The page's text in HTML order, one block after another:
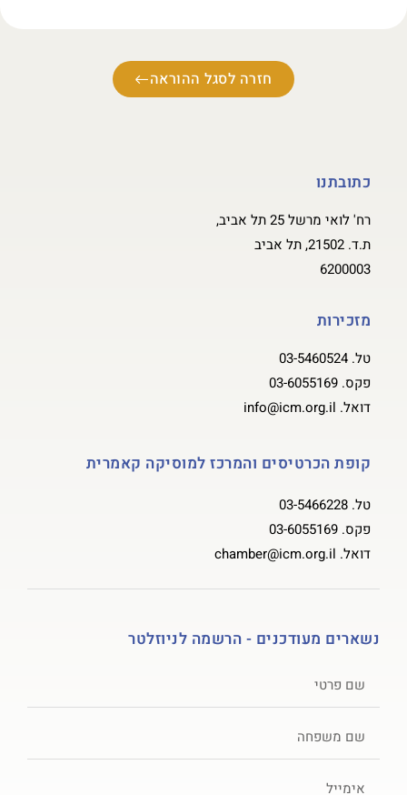
חזרה לסגל ההוראה
כתובתנו
רח' לואי מרשל 25 תל אביב,
ת.ד. 21502, תל אביב
6200003
מזכירות
טל. 03-5460524
פקס. 03-6055169
דואל. info@icm.org.il
קופת הכרטיסים והמרכז למוסיקה קאמרית
טל. 03-5466228
פקס. 03-6055169
דואל. chamber@icm.org.il
נשארים מעודכנים - הרשמה לניוזלטר